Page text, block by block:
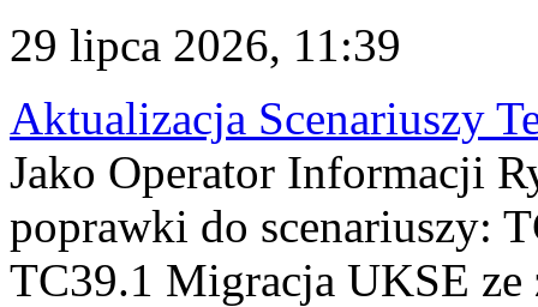
29 lipca 2026, 11:39
Aktualizacja Scenariuszy
Jako Operator Informacji
poprawki do scenariuszy:
TC39.1 Migracja UKSE